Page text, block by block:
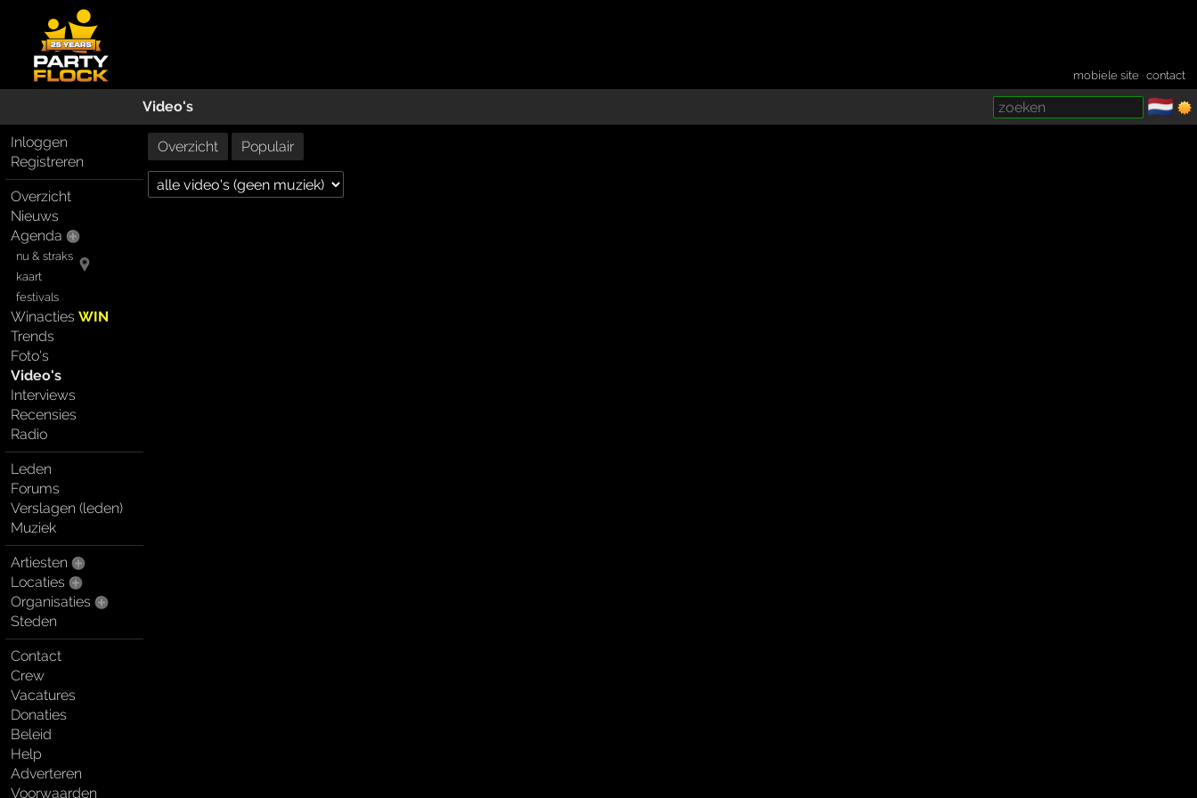
mobiele site ·contact
Video's 🇳🇱
Inloggen
Registreren
Overzicht
Nieuws
Agenda
nu & straks
kaart
festivals
WinactiesWIN
Trends
Foto's
Video's
Interviews
Recensies
Radio
Leden
Forums
Verslagen (leden)
Muziek
Artiesten
Locaties
Organisaties
Steden
Contact
Crew
Vacatures
Donaties
Beleid
Help
Adverteren
Voorwaarden
Overzicht Populair